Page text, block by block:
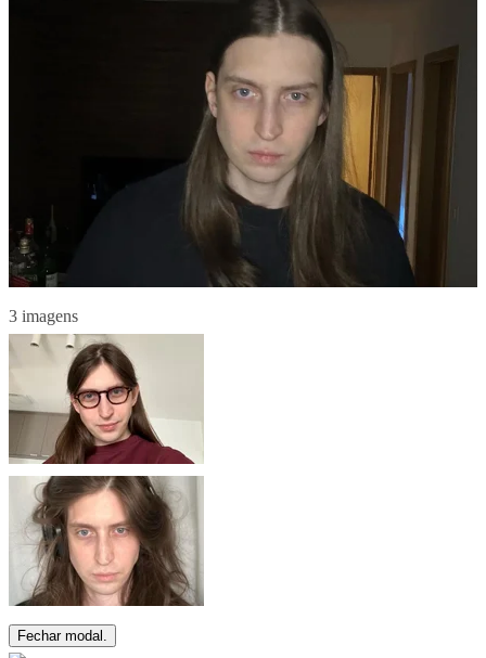
3 imagens
Fechar modal.